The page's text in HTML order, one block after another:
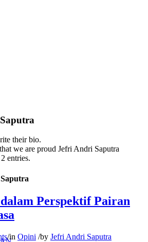
their bio.
we are proud Jefri Andri Saputra
entries.
Perspektif Pairan
/in Opini /by Jefri Andri Saputra